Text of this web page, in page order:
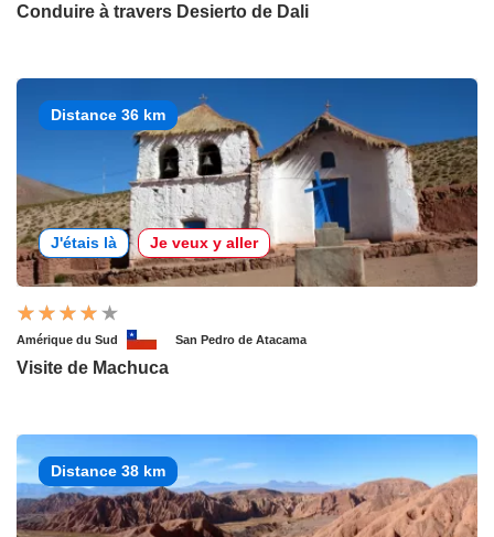
Conduire à travers Desierto de Dali
Distance 36 km
J'étais là Je veux y aller
Amérique du Sud San Pedro de Atacama
Visite de Machuca
Distance 38 km